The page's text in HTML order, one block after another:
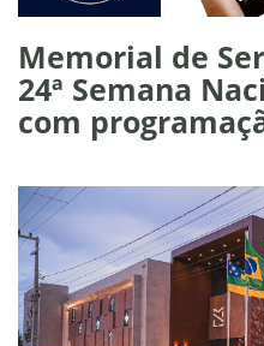
Memorial de
24ª Semana
com